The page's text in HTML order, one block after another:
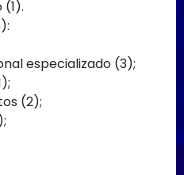
especializado (3);
(2);